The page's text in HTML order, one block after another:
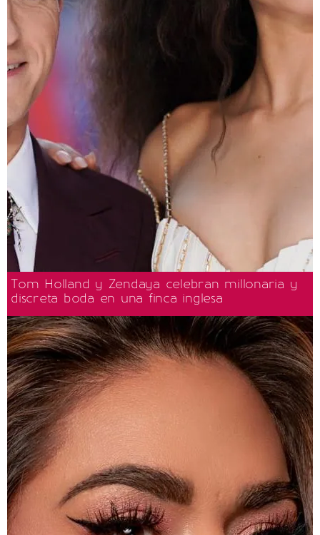
Tom Holland y Zendaya celebran millonaria y
discreta boda en una finca inglesa